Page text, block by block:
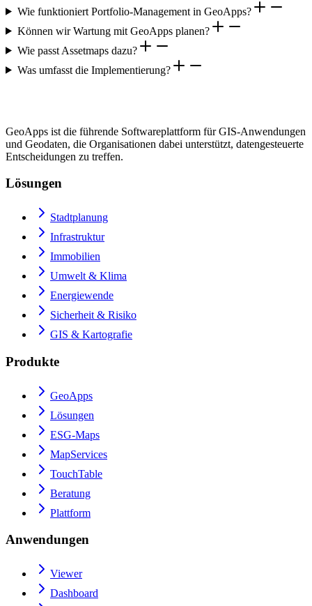
Wie funktioniert Portfolio-Management in GeoApps?
Können wir Wartung mit GeoApps planen?
Wie passt Assetmaps dazu?
Was umfasst die Implementierung?
GeoApps ist die führende Softwareplattform für GIS-Anwendungen
und Geodaten, die Organisationen dabei unterstützt, datengesteuerte
Entscheidungen zu treffen.
Lösungen
Stadtplanung
Infrastruktur
Immobilien
Umwelt & Klima
Energiewende
Sicherheit & Risiko
GIS & Kartografie
Produkte
GeoApps
Lösungen
ESG-Maps
MapServices
TouchTable
Beratung
Plattform
Anwendungen
Viewer
Dashboard